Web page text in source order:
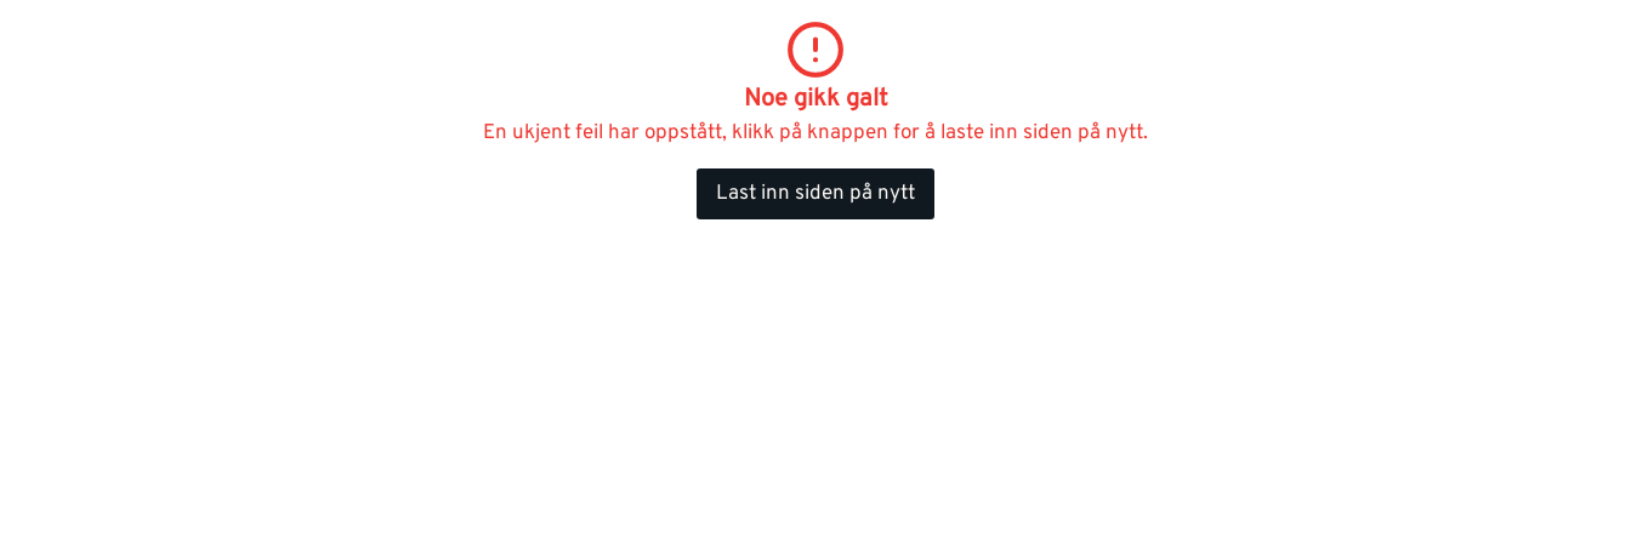
Noe gikk galt
En ukjent feil har oppstått, klikk på knappen for å laste inn siden på nytt.
Last inn siden på nytt